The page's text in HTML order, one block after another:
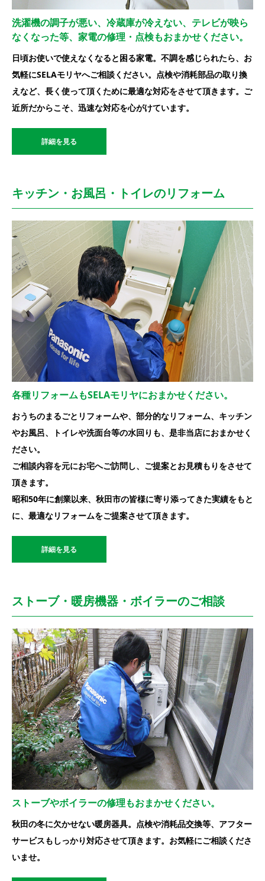
洗濯機の調子が悪い、冷蔵庫が冷えない、テレビが映ら
なくなった等、 家電の修理・点検もおまかせください。
日頃お使いで使えなくなると困る家電。不調を感じられたら、お
気軽にSELAモリヤへご相談ください。点検や消耗部品の取り換
えなど、長く使って頂くために最適な対応をさせて頂きます。ご
近所だからこそ、迅速な対応を心がけています。
詳細を見る
キッチン・お風呂・トイレのリフォーム
各種リフォームもSELAモリヤにおまかせください。
おうちのまるごとリフォームや、部分的なリフォーム、キッチン
やお風呂、トイレや洗面台等の水回りも、是非当店におまかせく
ださい。
ご相談内容を元にお宅へご訪問し、ご提案とお見積もりをさせて
頂きます。
昭和50年に創業以来、秋田市の皆様に寄り添ってきた実績をもと
に、最適なリフォームをご提案させて頂きます。
詳細を見る
ストーブ・暖房機器・ボイラーのご相談
ストーブやボイラーの修理もおまかせください。
秋田の冬に欠かせない暖房器具。点検や消耗品交換等、アフター
サービスもしっかり対応させて頂きます。お気軽にご相談くださ
いませ。